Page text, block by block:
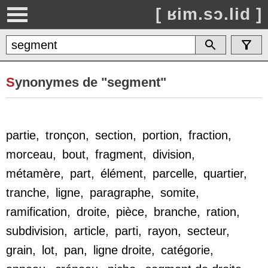
[ ʁim.sɔ.lid ]
Synonymes de "segment"
partie, tronçon, section, portion, fraction,
morceau, bout, fragment, division,
métamère, part, élément, parcelle, quartier,
tranche, ligne, paragraphe, somite,
ramification, droite, pièce, branche, ration,
subdivision, article, parti, rayon, secteur,
grain, lot, pan, ligne droite, catégorie,